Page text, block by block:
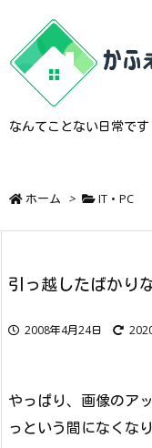
なんてことない日常です
ホーム > IT・PC
引っ越したばかり
2008年4月24日
やっぱり、画像のア
っという間になくな